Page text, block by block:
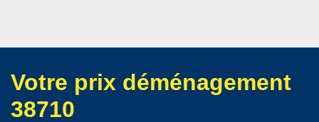
Votre prix déménagement
38710